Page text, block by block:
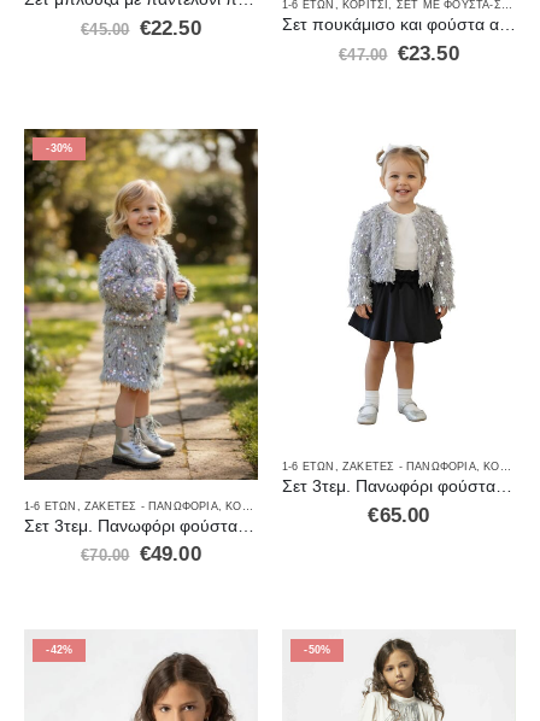
€45.00 €22.50
1-6 ΕΤΏΝ , ΚΟΡΊΤΣΙ, ΣΕΤ ΜΕ ΦΟΥΣΤΑ-ΣΟΡΤΣ
Σετ πουκάμισο και φούστα ασημή με πούπουλα και παγετα
€47.00 €23.50
-30%
1-6 ΕΤΏΝ ,ΖΑΚΈΤΕΣ - ΠΑΝΩΦΌΡΙΑ, ΚΟΡΊΤΣΙ ΣΕΤ ΜΕ ΦΟΥΣΤΑ-ΣΟΡΤΣ,ΣΕΤ ΡΟΎΧΑ
€70.00 €49.00
1-6 ΕΤΏΝ ,ΖΑΚΈΤΕΣ - ΠΑΝΩΦΌΡΙΑ, ΚΟΡΊΤΣΙ
Σετ 3τεμ. Πανωφόρι φούστα και μπλούζα
€65.00
-42% -50%